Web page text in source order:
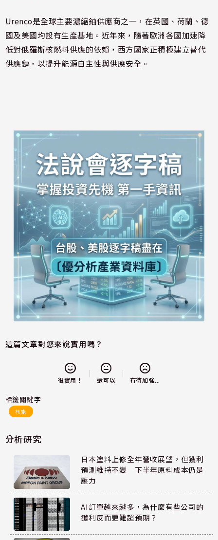
Urenco是全球主要濃縮鈾供應商之一，在英國、荷蘭、德
國及美國均設有生產基地。近年來，隨著歐洲各國加速降
低對俄羅斯核燃料供應的依賴，西方國家正積極建立替代
供應鏈，以提升能源自主性與供應安全。
這篇文章對您來說實用嗎？
很實用！ 還可以 有待加強...
標籤關鍵字
核能
分析研究
日本塗料上修全年營收展望，但獲利
預測維持不變 下半年原料成本仍是
壓力
AI訂單越來越多，為什麼有些公司的
獲利反而更難超預期？